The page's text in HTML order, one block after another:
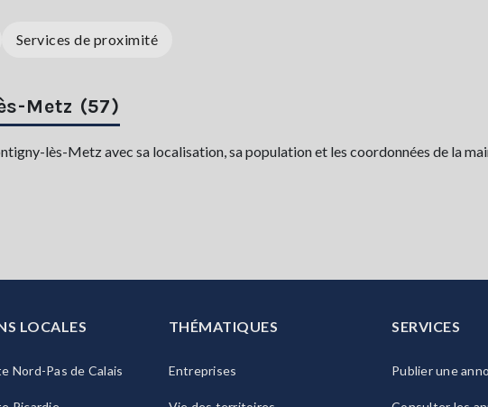
Services de proximité
Metz (57)
lès-Metz avec sa localisation, sa population et les coordonnées de la
LOCALES
Nord-Pas de Calais
THÉMATIQUES
Entreprises
SERVICES
Publier une